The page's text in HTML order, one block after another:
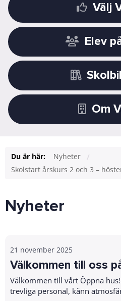
Välj
Elev
Om
Du är här:
Nyheter
Skolstart årskurs 2 och 3 –
Nyheter
21 november 2025
Välkommen till oss
Anpassad
Välkommen till vårt Öppna hus! Kom och träffa vår
trevliga personal, känn